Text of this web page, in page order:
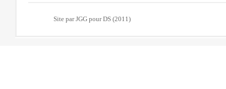
Site par JGG pour DS (2011)